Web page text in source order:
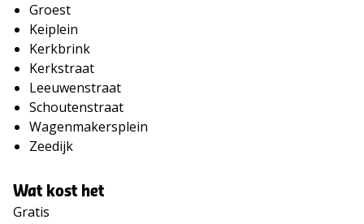
Groest
Keiplein
Kerkbrink
Kerkstraat
Leeuwenstraat
Schoutenstraat
Wagenmakersplein
Zeedijk
Wat kost het
Gratis